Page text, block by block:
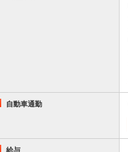
自動車通勤
給与